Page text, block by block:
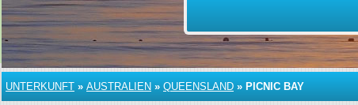
UNTERKUNFT » AUSTRALIEN » QUEENSLAND » PICNIC BAY